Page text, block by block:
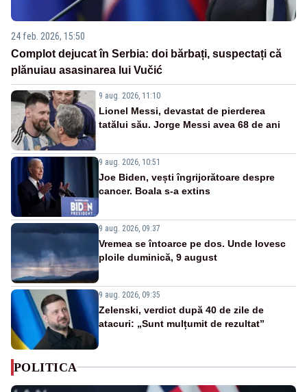
24 feb. 2026, 15:50
Complot dejucat în Serbia: doi bărbați, suspectați că
plănuiau asasinarea lui Vučić
9 aug. 2026, 11:10
Lionel Messi, devastat de pierderea
tatălui său. Jorge Messi avea 68 de ani
9 aug. 2026, 10:51
Joe Biden, vești îngrijorătoare despre
cancer. Boala s-a extins
9 aug. 2026, 09:37
Vremea se întoarce pe dos. Unde lovesc
ploile duminică, 9 august
9 aug. 2026, 09:35
Zelenski, verdict după 40 de zile de
atacuri: „Sunt mulțumit de rezultat”
POLITICA